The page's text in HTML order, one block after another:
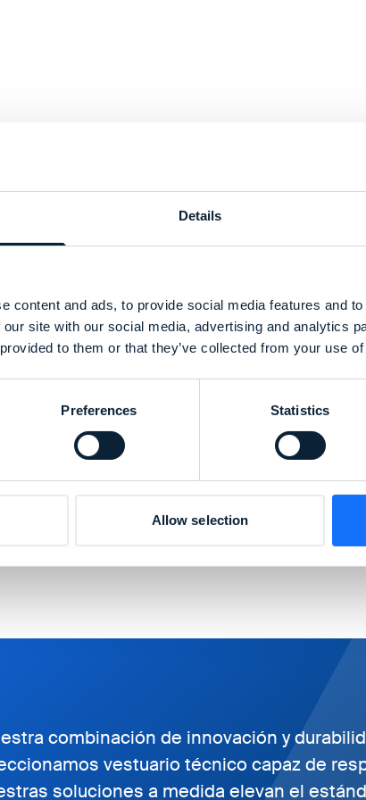
Details
content and ads, to provide social media features and
site with our social media, advertising and analytics
to them or that they’ve collected from your use
Preferences Statistics
Allow selection
riesgos a diario. Proteger a nuestra
laboral, adaptadas a cada riesgo y a
Sainte-Agathe, ArcelorMittal
ArcelorMittal
combinación de innovación y
vestuario técnico capaz de
soluciones a medida elevan el